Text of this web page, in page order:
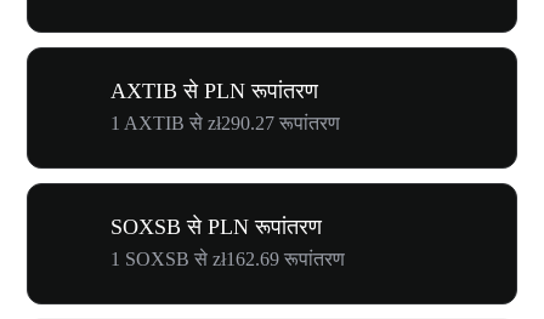
AXTIB से PLN रूपांतरण
1 AXTIB से zł290.27 रूपांतरण
SOXSB से PLN रूपांतरण
1 SOXSB से zł162.69 रूपांतरण